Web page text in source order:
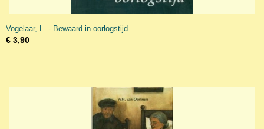
Vogelaar, L. - Bewaard in oorlogstijd
€ 3,90